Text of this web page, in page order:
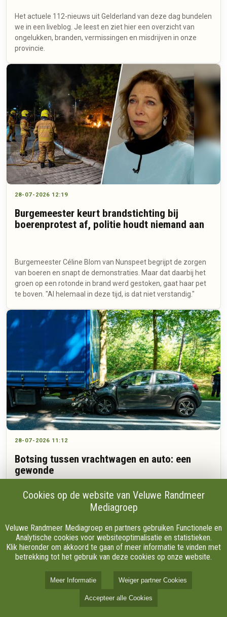
Het actuele 112-nieuws uit Gelderland van deze dag bundelen
we in een liveblog. Je leest en ziet hier een overzicht van
ongelukken, branden, vermissingen en misdrijven in onze
provincie.
28-07-2026 12:19
Burgemeester keurt brandstichting bij
boerenprotest af, politie houdt niemand aan
Burgemeester Céline Blom van Nunspeet begrijpt de zorgen
van boeren en snapt de demonstraties. Maar dat daarbij het
groen op een rotonde in brand werd gestoken, gaat haar pet
te boven. "Al helemaal in deze tijd, is dat niet verstandig."
28-07-2026 11:12
Botsing tussen vrachtwagen en auto: een
gewonde
Een auto botste dinsdagochtend achter op een vrachtwagen
verslaggever ter plaatse lichtgewond en is per ambulance
naar het ziekenhuis gebracht.
Cookies op de website van Veluwe Randmeer
Mediagroep
Veluwe Randmeer Mediagroep en partners gebruiken Functionele en
Analytische cookies voor websiteoptimalisatie en statistieken.
Klik hieronder om akkoord te gaan of meer informatie te vinden met
betrekking tot het gebruik van deze cookies op onze website.
Meer Informatie Weiger partner Cookies
Accepteer alle Cookies